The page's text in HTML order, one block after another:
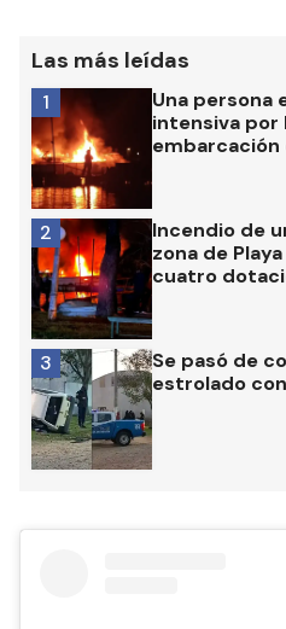
Las más leídas
Una persona
intensiva por
embarcación
1
Incendio de
zona de
cuatro
2
Se pasó de
estrolado
3